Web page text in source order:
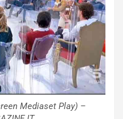
Mediaset Play) –